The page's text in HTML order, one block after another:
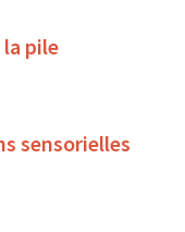
pile
sensorielles